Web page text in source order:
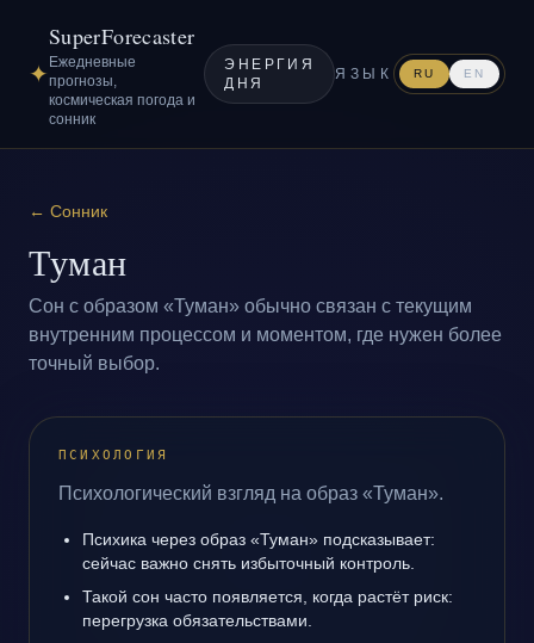
✦
SuperForecaster
Ежедневные
прогнозы,
космическая погода и
сонник
ЭНЕРГИЯ
ДНЯ
ЯЗЫК RU EN
← Сонник
Туман
Сон с образом «Туман» обычно связан с текущим
внутренним процессом и моментом, где нужен более
точный выбор.
ПСИХОЛОГИЯ
Психологический взгляд на образ «Туман».
Психика через образ «Туман» подсказывает:
сейчас важно снять избыточный контроль.
Такой сон часто появляется, когда растёт риск:
перегрузка обязательствами.